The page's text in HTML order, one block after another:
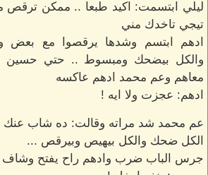
ليلي ابتسمت: اكيد طبعا .. ممكن ترقص
تيجي تاخدك مني
ادهم ابتسم وشدها يرقصوا مع بعض
والكل بيضحك ومبسوط .. حتي حسين
معاهم وعم محمد ادهم عاكسه
ادهم: عجزت ولا ايه !
عم محمد شد مراته وقالت: ده شاب عنك
الكل ضحك والكل بيهيص وبيرقص ...
جرس الباب ضرب وادهم راح يفتح وشاف